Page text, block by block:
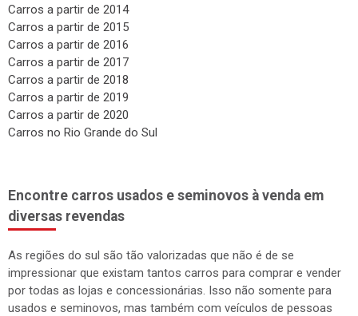
Carros a partir de 2014
Carros a partir de 2015
Carros a partir de 2016
Carros a partir de 2017
Carros a partir de 2018
Carros a partir de 2019
Carros a partir de 2020
Carros no Rio Grande do Sul
Encontre carros usados e seminovos à venda em
diversas revendas
As regiões do sul são tão valorizadas que não é de se
impressionar que existam tantos carros para comprar e vender
por todas as lojas e concessionárias. Isso não somente para
usados e seminovos, mas também com veículos de pessoas